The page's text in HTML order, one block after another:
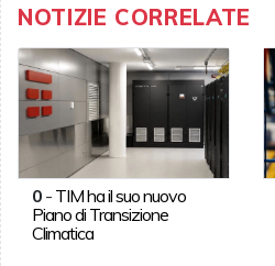
NOTIZIE CORRELATE
0- TIM ha il suo nuovo
Piano di Transizione
Climatica